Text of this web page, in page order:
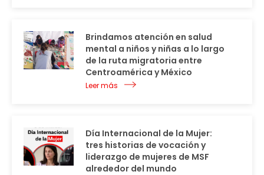
Brindamos atención en salud
mental a niños y niñas a lo largo
de la ruta migratoria entre
Centroamérica y México
Leer más
Día Internacional de la Mujer:
tres historias de vocación y
liderazgo de mujeres de MSF
alrededor del mundo